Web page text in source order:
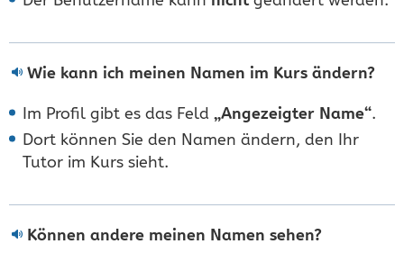
Wie kann ich meinen Namen im Kurs ändern?
Im Profil gibt es das Feld „Angezeigter Name“.
Dort können Sie den Namen ändern, den Ihr
Tutor im Kurs sieht.
Können andere meinen Namen sehen?